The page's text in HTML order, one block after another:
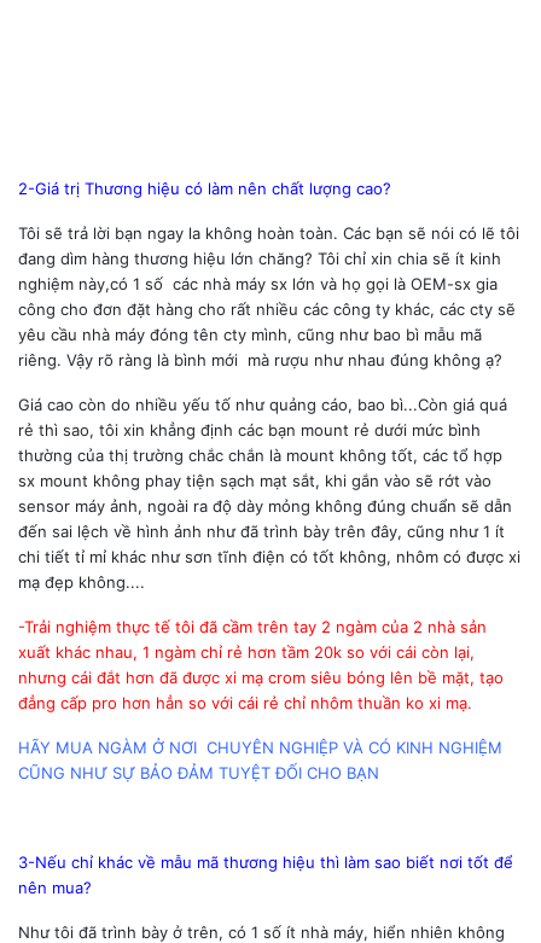
2-Giá trị Thương hiệu có làm nên chất lượng cao?
Tôi sẽ trả lời bạn ngay la không hoàn toàn. Các bạn sẽ nói có lẽ tôi
đang dìm hàng thương hiệu lớn chăng? Tôi chỉ xin chia sẽ ít kinh
nghiệm này,có 1 số các nhà máy sx lớn và họ gọi là OEM-sx gia
công cho đơn đặt hàng cho rất nhiều các công ty khác, các cty sẽ
yêu cầu nhà máy đóng tên cty mình, cũng như bao bì mẫu mã
riêng. Vậy rõ ràng là bình mới mà rượu như nhau đúng không ạ?
Giá cao còn do nhiều yếu tố như quảng cáo, bao bì...Còn giá quá
rẻ thì sao, tôi xin khẳng định các bạn mount rẻ dưới mức bình
thường của thị trường chắc chắn là mount không tốt, các tổ hợp
sx mount không phay tiện sạch mạt sắt, khi gắn vào sẽ rớt vào
sensor máy ảnh, ngoài ra độ dày mỏng không đúng chuẩn sẽ dẫn
đến sai lệch về hình ảnh như đã trình bày trên đây, cũng như 1 ít
chi tiết tỉ mỉ khác như sơn tĩnh điện có tốt không, nhôm có được xi
mạ đẹp không....
-Trải nghiệm thực tế tôi đã cầm trên tay 2 ngàm của 2 nhà sản
xuất khác nhau, 1 ngàm chỉ rẻ hơn tầm 20k so với cái còn lại,
nhưng cái đắt hơn đã được xi mạ crom siêu bóng lên bề mặt, tạo
đẳng cấp pro hơn hẳn so với cái rẻ chỉ nhôm thuần ko xi mạ.
HÃY MUA NGÀM Ở NƠI CHUYÊN NGHIỆP VÀ CÓ KINH NGHIỆM
CŨNG NHƯ SỰ BẢO ĐẢM TUYỆT ĐỐI CHO BẠN
3-Nếu chỉ khác về mẫu mã thương hiệu thì làm sao biết nơi tốt để
nên mua?
Như tôi đã trình bày ở trên, có 1 số ít nhà máy, hiển nhiên không